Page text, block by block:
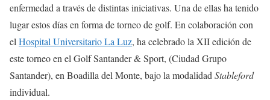
enfermedad a través de distintas iniciativas. Una de ellas ha tenido
lugar estos días en forma de torneo de golf. En colaboración con
el Hospital Universitario La Luz, ha celebrado la XII edición de
este torneo en el Golf Santander & Sport, (Ciudad Grupo
Santander), en Boadilla del Monte, bajo la modalidad Stableford
individual.